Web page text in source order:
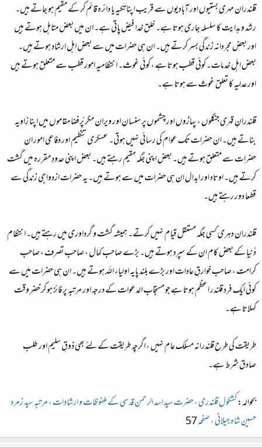
قلندران مہریبستیوں اور آبادیوں سے قریب اپنا تکیہ یا دائرہ قائم کر کے مقیم ہو جاتے ہیں۔
رشد و ہدایت کا سلسلہ جاری ہوتا ہے۔ خلق خدا فیض پاتی ہے۔ ان میں بعض متاہل ہوتے ہیں
اور بعض مجردانہ زندگی بسر کرتے ہیں۔ ان ہی حضرات میں سے بعض اہل ارشاد ہوتے ہیں۔
بعض اہل خدمات۔ کوئی قطب ہوتا ہے ، کوئی غوث۔ انتظامیہ امور قطب سے متعلق ہوتے ہیں
اور عدلیہ کا تعلق غوث سے ہوتا ہے۔
قلندرانِ قہریجنگلوں ، پہاڑوں اور چشموں پر سنسان اور ویران مگر پُرفضا مقاموں میں اپنا زاویہ
بناتے ہیں۔ ان حضرات تک عوام کی رسائی نہیں ہوتی۔ عسکری تنظیم اور دفاعی امور ان
حضرات سے متعلق ہوتے ہیں۔ بعض اپنی جگہ مقیم رہتے ہیں۔ بعض اپنی حدودِ مقررہ میں گشت
کرتے ہیں۔ اوتاد اور ابدال ان ہی حضرات میں سے ہوتے ہیں۔ یہ حضرات ازدواجی زندگی سے
قطعا دور رہتے ہیں۔
قلندران دہریکسی جگہ مستقل قیام نہیں کرتے۔ ہمیشہ گشت و گرداوری میں رہتے ہیں۔ انتظام
دُنیا کے بعض کام ان کے سپرد ہوتے ہیں۔ بڑے صاحب کمال ، صاحب تصرف ، صاحب
کرامت ، صاحب خوارقِ عادات اور بڑے بلند پایہ اولیاء اللہ ہوتے ہیں۔ ان ہی حضرات میں سے
کوئی ایک فرد قلندر اعظم ہوتا ہے جو مستجاب الدعوات کے درجہ اور مرتبہ پر فائز ہو کر خضر وقت
کہلاتا ہے۔
طریقت کی طرح قلندرانہ مسلک عام نہیں ، اگرچہ طریقت کے لئے بھی ذوقِ سلیم اور طلب
صادق شرط ہے۔
بحوالہ:کشکول قلندری ، حضرت سید اسد الرحمن قدسی کے ملفوظات و ارشادات ، مرتبہ سید زمرد
حسین شاہ جیلانی ، صفحہ57